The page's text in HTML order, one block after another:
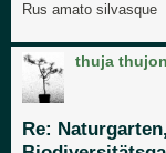
Rus amato silvasque
thuja thujon
Re: